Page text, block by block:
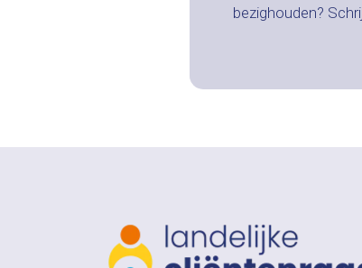
bezighouden?